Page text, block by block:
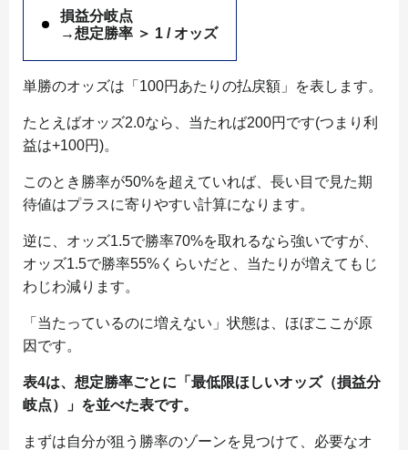
損益分岐点
→想定勝率 ＞ 1 / オッズ
単勝のオッズは「100円あたりの払戻額」を表します。
たとえばオッズ2.0なら、当たれば200円です(つまり利
益は+100円)。
このとき勝率が50%を超えていれば、長い目で見た期
待値はプラスに寄りやすい計算になります。
逆に、オッズ1.5で勝率70%を取れるなら強いですが、
オッズ1.5で勝率55%くらいだと、当たりが増えてもじ
わじわ減ります。
「当たっているのに増えない」状態は、ほぼここが原
因です。
表4は、想定勝率ごとに「最低限ほしいオッズ（損益分
岐点）」を並べた表です。
まずは自分が狙う勝率のゾーンを見つけて、必要なオ